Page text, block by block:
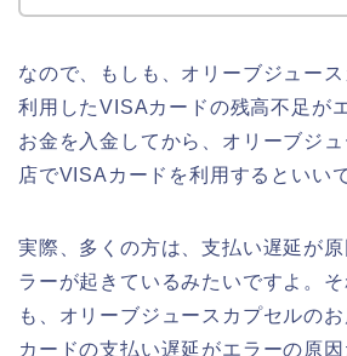
なので、もしも、オリーブジュー
利用したVISAカードの残高不足が
お金を入金してから、オリーブジ
店でVISAカードを利用するといい
実際、多くの方は、支払い遅延が
ラーが起きているみたいですよ。
も、オリーブジュースカプセルの
カードの支払い遅延がエラーの原